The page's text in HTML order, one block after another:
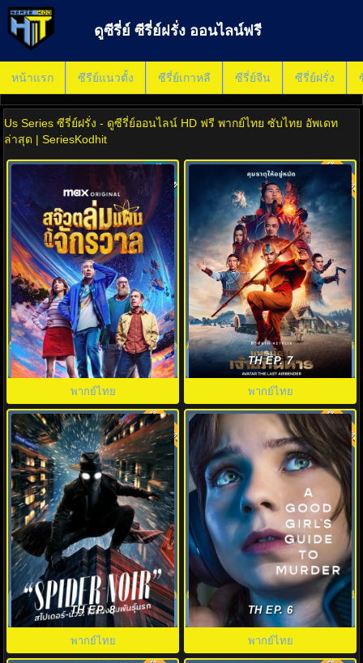
ดูซีรี่ย์ ซีรี่ย์ฝรั่ง ออนไลน์ฟรี
หน้าแรก ซีรีย์แนวตั้ง ซีรี่ย์เกาหลี ซีรี่ย์จีน ซีรี่ย์ฝรั่ง
Us Series ซีรี่ย์ฝรั่ง - ดูซีรี่ย์ออนไลน์ HD ฟรี พากย์ไทย ซับไทย อัพเดท
ล่าสุด | SeriesKodhit
Stuart Fails to Save the Universe
สจ๊วตล่มแผนกู้จักรวาล (2026)
พากย์ไทย ซับไทย EP.1-10
ซับไทย
พากย์ไทย
Avatar The Last Airbender 2 เณร
น้อยเจ้าอภินิหาร พากย์ไทย
พากย์ไทย
TH EP. 7
พากย์ไทย
สไปเดอร์-นัวร์: ไอ้แมงมุมพันธุ์นรก
(2026) Spider-Noir EP.1-8
8.7 พากย์ไทย
TH EP. 8
พากย์ไทย
คู่มือฆาตกรรมฉบับเด็กดี 2 A Good
Girl’s Guide to Murder 2
9.1 พากย์ไทย
TH EP. 6
พากย์ไทย